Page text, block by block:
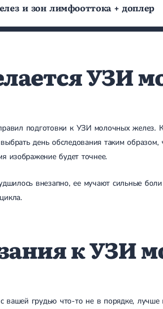
и зон лимфооттока + доплер
УЗИ
подготовки к УЗИ молочных желез.
день обследования таким
изображение будет точнее.
внезапно, ее мучают сильные
к УЗИ
грудью что-то не в порядке, лучше